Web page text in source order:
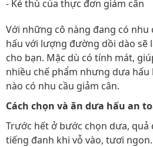
- Kẻ thù của thực đơn giảm cân
Với những cô nàng đang có nhu
hấu với lượng đường dồi dào sẽ
cho bạn. Mặc dù có tính mát,
nhiều chế phẩm nhưng dưa
nào có nhu cầu giảm cân.
Cách chọn và ăn dưa hấu an
Trước hết ở bước chọn dưa,
tiếng đanh khi vỗ vào, tươi